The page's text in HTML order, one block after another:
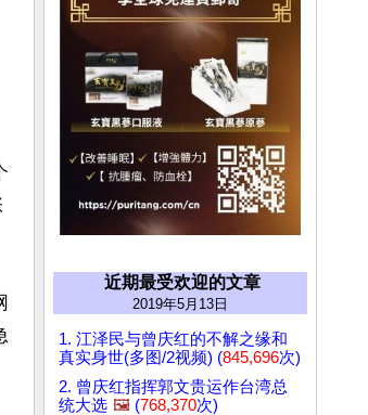
近期最受欢迎的文章
2019年5月13日
1. 江泽民与曾庆红的不解之缘和
真实身世(多图/2视频) (845,696次)
2. 曾庆红指挥郭文贵运作台湾总
统大选 🖼️ (768,370次)